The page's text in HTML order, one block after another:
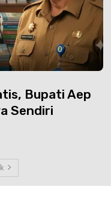
Bupati Aep
Sendiri